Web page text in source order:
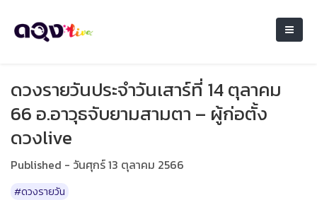
ดวงรายวันประจำวันเสาร์ที่ 14 ตุลาคม
66 อ.อาวุธจับยามสามตา – ผู้ก่อตั้ง
ดวงlive
Published - วันศุกร์ 13 ตุลาคม 2566
#ดวงรายวัน